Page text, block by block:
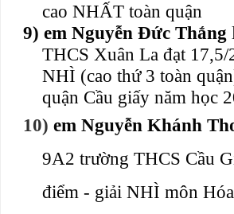
cao NHẤT toàn quận
9) em Nguyễn Đức Thắng
THCS Xuân La đạt
NHÌ (cao thứ 3 toàn
quận Cầu giấy năm học
10) em Nguyễn Khánh
9A2 trường THCS Cầu
điểm - giải NHÌ môn